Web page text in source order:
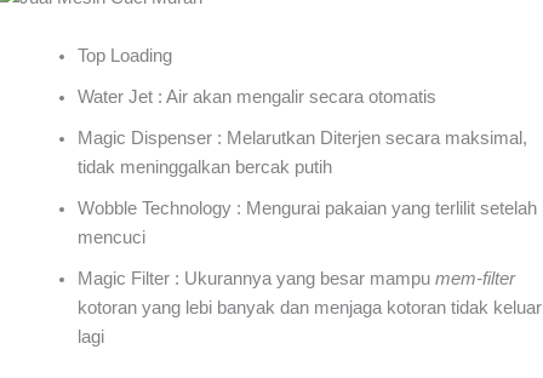
Top Loading
Water Jet : Air akan mengalir secara otomatis
Magic Dispenser : Melarutkan Diterjen secara maksimal,
tidak meninggalkan bercak putih
Wobble Technology : Mengurai pakaian yang terlilit setelah
mencuci
Magic Filter : Ukurannya yang besar mampu mem-filter
kotoran yang lebi banyak dan menjaga kotoran tidak keluar
lagi